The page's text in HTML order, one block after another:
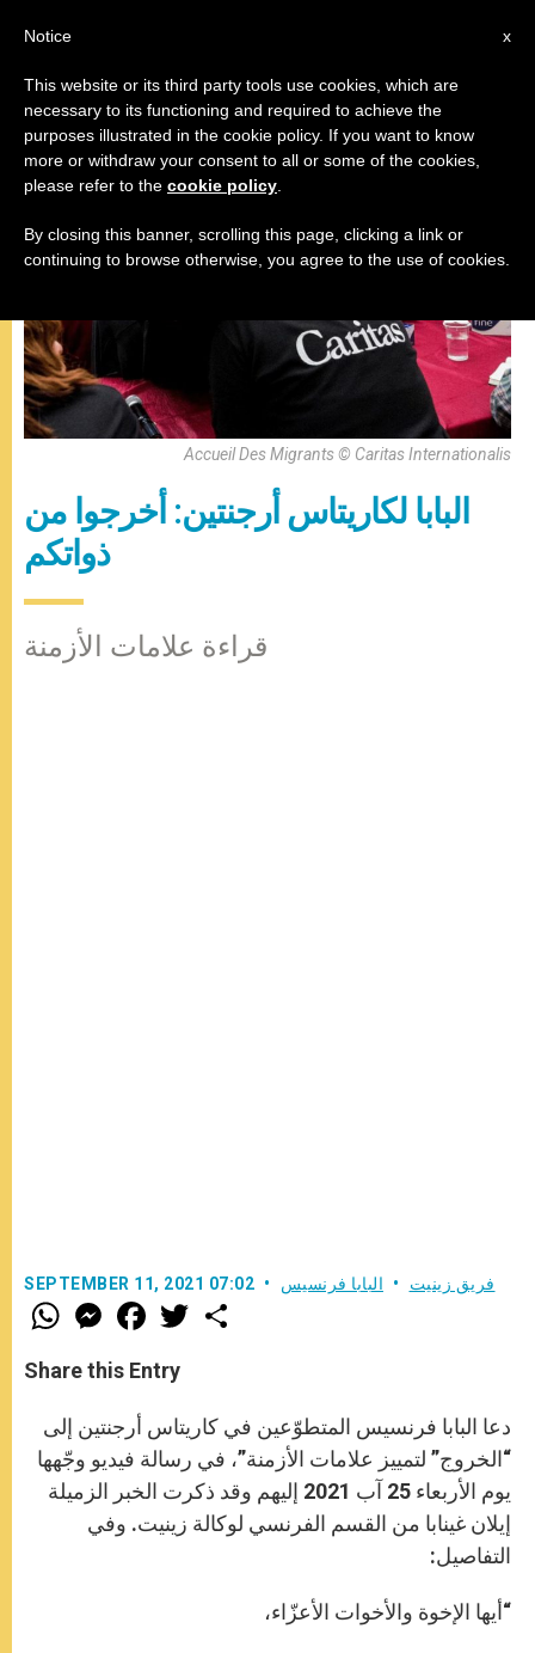
البابا فرنسيس
Accueil Des Migrants © Caritas Internationalis
البابا لكاريتاس أرجنتين: أخرجوا من
ذواتكم
قراءة علامات الأزمنة
SEPTEMBER 11, 2021 07:02 فريق زينيت البابا فرنسيس
W
h
t
s
p
p
M
e
s
e
g
e
r
F
a
e
b
k
w
Share this Entry
دعا البابا فرنسيس المتطوّعين في كاريتاس أرجنتين إلى
“الخروج” لتمييز علامات الأزمنة”، في رسالة فيديو وجّهها
يوم الأربعاء 25 آب 2021 إليهم وقد ذكرت الخبر الزميلة
إيلان غينابا من القسم الفرنسي لوكالة زينيت. وفي
التفاصيل:
“أيها الإخوة والأخوات الأعزّاء،
x
Notice
This website or its third party tools use cookies, which are
necessary to its functioning and required to achieve the
purposes illustrated in the cookie policy. If you want to know
more or withdraw your consent to all or some of the cookies,
please refer to the cookie policy
By closing this banner, scrolling this page, clicking a link or
continuing to browse otherwise, you agree to the use of cookies.